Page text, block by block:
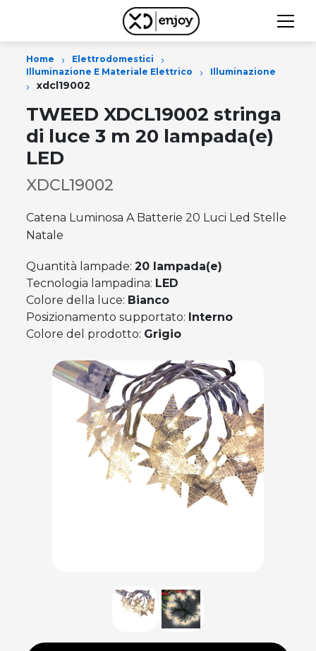
Home › Elettrodomestici ›
Illuminazione E Materiale Elettrico › Illuminazione
› xdcl19002
TWEED XDCL19002 stringa
di luce 3 m 20 lampada(e)
LED
XDCL19002
Catena Luminosa A Batterie 20 Luci Led Stelle
Natale
Quantità lampade:20 lampada(e)
Tecnologia lampadina: LED
Colore della luce: Bianco
Posizionamento supportato: Interno
Colore del prodotto: Grigio